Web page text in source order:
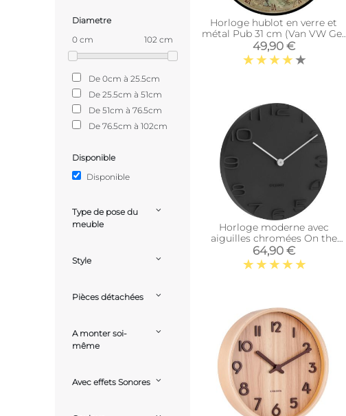
Diametre
0 cm
102 cm
De 0cm à 25.5cm
De 25.5cm à 51cm
De 51cm à 76.5cm
De 76.5cm à 102cm
Disponible
Disponible
Type de pose du
meuble
Style
Pièces détachées
A monter soi-
même
Avec effets Sonores
Horloge hublot en verre et
métal Pub 31 cm (Van VW Get
Lost)
49,90 €
Horloge moderne avec
aiguilles chromées On the
Edge (Noir)
64,90 €